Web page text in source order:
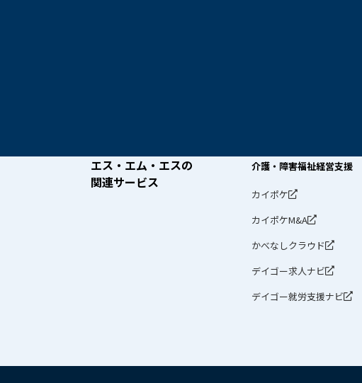
エス・エム・エスの
関連サービス
介護・障害福祉経営支援
カイポケ
カイポケM&A
かべなしクラウド
デイゴー求人ナビ
デイゴー就労支援ナビ